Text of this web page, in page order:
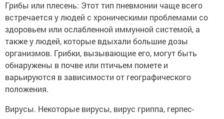
Грибы или плесень: Этот тип пневмонии чаще всего
встречается у людей с хроническими проблемами со
здоровьем или ослабленной иммунной системой, а
также у людей, которые вдыхали большие дозы
организмов. Грибки, вызывающие его, могут быть
обнаружены в почве или птичьем помете и
варьируются в зависимости от географического
положения.
Вирусы. Некоторые вирусы, вирус гриппа, герпес-